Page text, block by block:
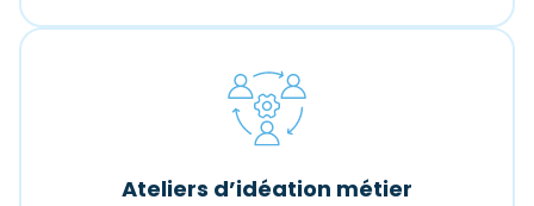
Ateliers d’idéation métier